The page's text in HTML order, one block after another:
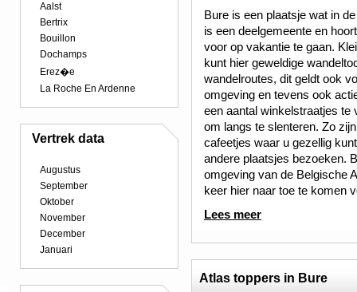
Aalst
Bertrix
Bouillon
Dochamps
Erez�e
La Roche En Ardenne
Vertrek data
Augustus
September
Oktober
November
December
Januari
Bure is een plaatsje wat in
is een deelgemeente en
voor op vakantie te gaan.
kunt hier geweldige
wandelroutes, dit geldt ook
omgeving en tevens ook
een aantal winkelstraatjes te
om langs te slenteren. Zo
cafeetjes waar u gezellig
andere plaatsjes bezoeken.
omgeving van de Belgische
keer hier naar toe te komen
Lees meer
Atlas toppers in Bure